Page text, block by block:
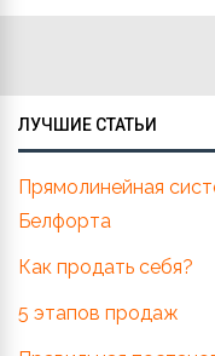
ЛУЧШИЕ СТАТЬИ
Прямолинейная
Белфорта
Как продать себя?
5 этапов продаж